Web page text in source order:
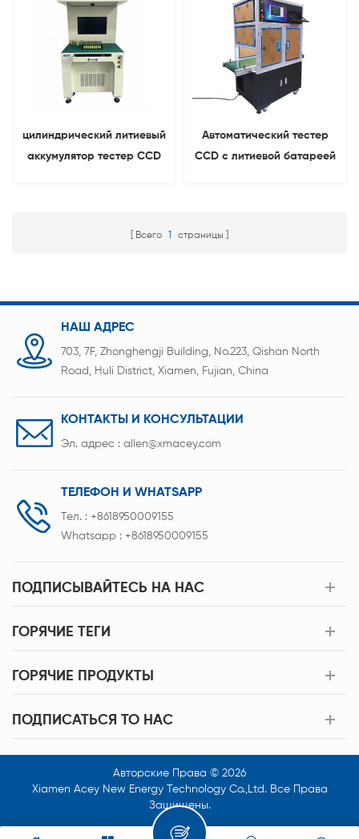
цилиндрический литиевый
аккумулятор тестер CCD
Автоматический тестер
CCD с литиевой батареей
Всего 1 страницы
НАШ АДРЕС
703, 7F, Zhonghengji Building, No.223, Qishan North
Road, Huli District, Xiamen, Fujian, China
КОНТАКТЫ И КОНСУЛЬТАЦИИ
Эл. адрес : allen@xmacey.com
ТЕЛЕФОН И WHATSAPP
Тел. : +8618950009155
Whatsapp : +8618950009155
ПОДПИСЫВАЙТЕСЬ НА НАС
ГОРЯЧИЕ ТЕГИ
ГОРЯЧИЕ ПРОДУКТЫ
ПОДПИСАТЬСЯ TO НАС
Авторские Права © 2026
Xiamen Acey New Energy Technology Co.,Ltd. Все Права
Защищены.